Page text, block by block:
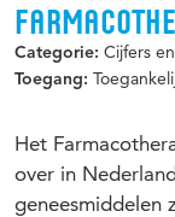
Categorie: Cijfers
Toegang:
Het
over in
geneesmiddelen